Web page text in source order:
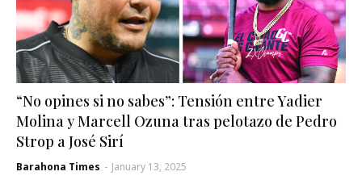
“No opines si no sabes”: Tensión entre Yadier
Molina y Marcell Ozuna tras pelotazo de Pedro
Strop a José Sirí
Barahona Times - January 13, 2025